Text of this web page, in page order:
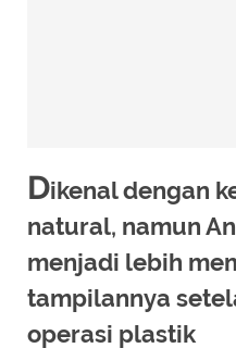
Dikenal dengan
natural, namun
menjadi lebih
tampilannya
operasi plastik